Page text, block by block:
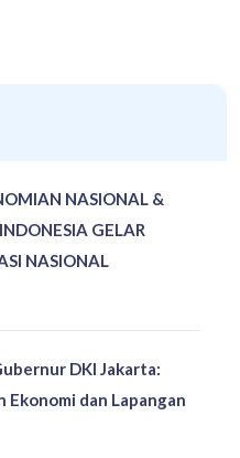
NASIONAL &
GELAR
NASIONAL
DKI Jakarta:
dan Lapangan